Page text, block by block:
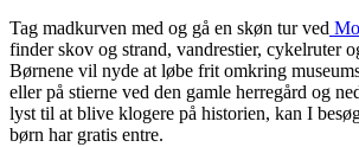
Tag madkurven med og gå en skøn tur ved
finder skov og strand, vandrestier, cykelruter
Børnene vil nyde at løbe frit omkring
eller på stierne ved den gamle herregård og
lyst til at blive klogere på historien, kan I
børn har gratis entre.